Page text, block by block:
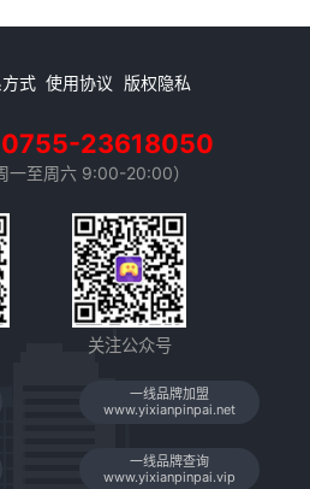
式 使用协议 版权隐私
0755-23618050
一至周六 9:00-20:00）
关注公众号
一线品牌加盟
www.yixianpinpai.net
一线品牌查询
www.yixianpinpai.vip